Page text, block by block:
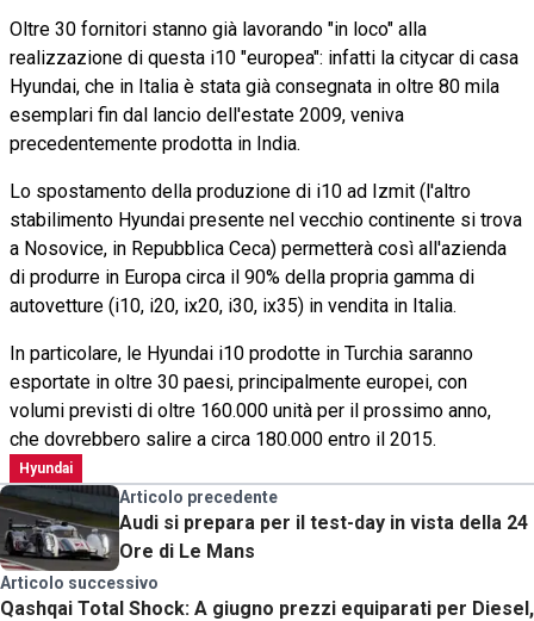
Oltre 30 fornitori stanno già lavorando "in loco" alla
realizzazione di questa i10 "europea": infatti la citycar di casa
Hyundai, che in Italia è stata già consegnata in oltre 80 mila
esemplari fin dal lancio dell'estate 2009, veniva
precedentemente prodotta in India.
Lo spostamento della produzione di i10 ad Izmit (l'altro
stabilimento Hyundai presente nel vecchio continente si trova
a Nosovice, in Repubblica Ceca) permetterà così all'azienda
di produrre in Europa circa il 90% della propria gamma di
autovetture (i10, i20, ix20, i30, ix35) in vendita in Italia.
In particolare, le Hyundai i10 prodotte in Turchia saranno
esportate in oltre 30 paesi, principalmente europei, con
volumi previsti di oltre 160.000 unità per il prossimo anno,
che dovrebbero salire a circa 180.000 entro il 2015.
Hyundai
Articolo precedente
Audi si prepara per il test-day in vista della 24
Ore di Le Mans
Articolo successivo
Qashqai Total Shock: A giugno prezzi equiparati per Diesel,